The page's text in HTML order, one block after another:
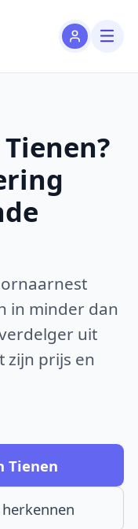
in minder dan
uit
zijn prijs en
Tienen